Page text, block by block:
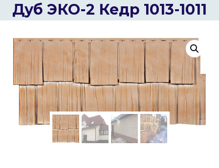
Дуб ЭКО-2 Кедр 1013-1011